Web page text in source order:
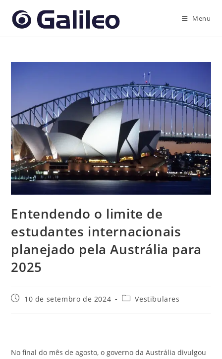
para
Menu
Entendendo o limite de
estudantes internacionais
planejado pela Austrália para
2025
Post10 de setembro de 2024
Categoria
Vestibulares
No final do mês de agosto, o governo da Austrália divulgou